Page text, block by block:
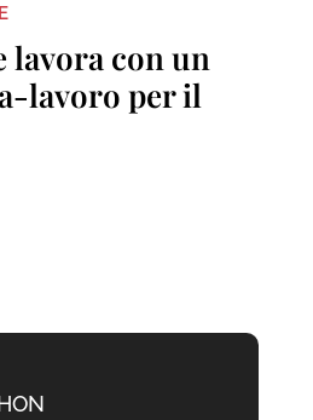
lavora con un
lavoro per il